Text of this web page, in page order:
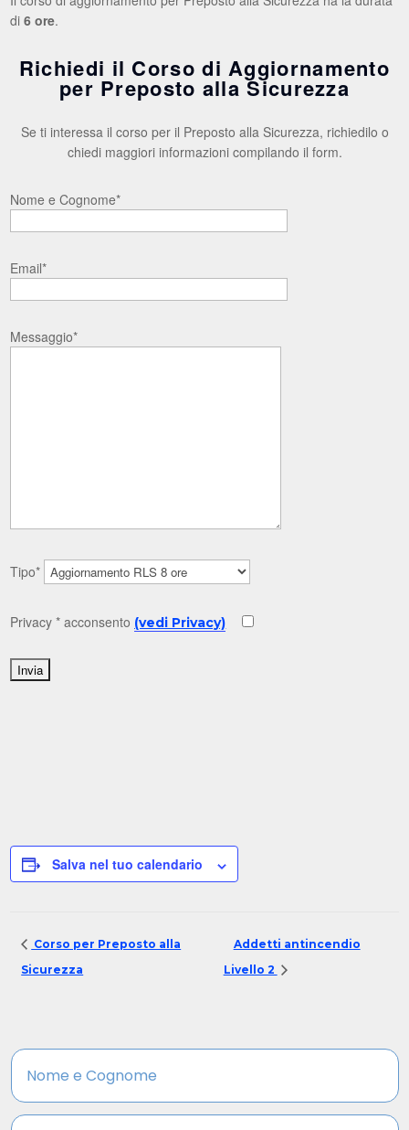
di6 ore.
Richiedi il Corso di Aggiornamento
per Preposto alla Sicurezza
Se ti interessa il corso per il Preposto alla Sicurezza, richiedilo o
chiedi maggiori informazioni compilando il form.
Nome e Cognome*
Email*
Messaggio*
Tipo*
Privacy * acconsento (vedi Privacy)
Salva nel tuo calendario
Corso per Preposto alla
Sicurezza
Addetti antincendio
Livello 2